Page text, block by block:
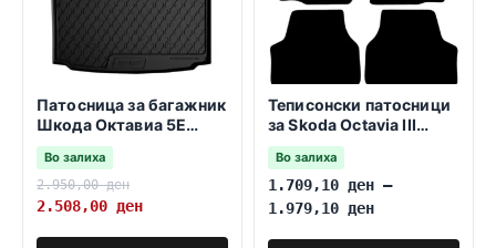
Патосница за багажник
Шкода Октавиа 5Е
седан 2013->
Во залиха
2.950,00ден
2.508,00 ден
Теписонски патосници
за Skoda Octavia III
2013-2019
Во залиха
1.709,10 ден –
1.979,10 ден